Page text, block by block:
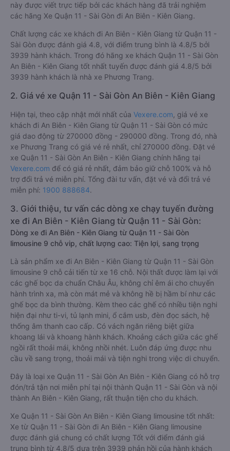
này được viết trực tiếp bởi các khách hàng đã trải nghiệm
các hãng Xe Quận 11 - Sài Gòn đi An Biên - Kiên Giang.
Chất lượng các xe khách đi An Biên - Kiên Giang từ Quận 11 -
Sài Gòn được đánh giá 4.8, với điểm trung bình là 4.8/5 bởi
3939 hành khách. Trong đó hãng xe khách Quận 11 - Sài Gòn
An Biên - Kiên Giang tốt nhất tuyến được đánh giá 4.8/5 bởi
3939 hành khách là nhà xe Phương Trang.
2. Giá vé xe Quận 11 - Sài Gòn An Biên - Kiên Giang
Hiện tại, theo cập nhật mới nhất của Vexere.com , giá vé xe
khách đi An Biên - Kiên Giang từ Quận 11 - Sài Gòn có mức
giá dao động từ 270000 đồng - 290000 đồng. Trong đó, nhà
xe Phương Trang có giá vé rẻ nhất, chỉ 270000 đồng. Đặt vé
xe Quận 11 - Sài Gòn An Biên - Kiên Giang chính hãng tại
Vexere.com để có giá rẻ nhất, đảm bảo giữ chỗ 100% và hỗ
trợ đổi trả vé miễn phí. Tổng đài tư vấn, đặt vé và đổi trả vé
miễn phí: 1900 888684.
3. Giới thiệu, tư vấn các dòng xe chạy tuyến đường
xe đi An Biên - Kiên Giang từ Quận 11 - Sài Gòn:
Dòng xe đi An Biên - Kiên Giang từ Quận 11 - Sài Gòn
limousine 9 chỗ vip, chất lượng cao: Tiện lợi, sang trọng
Là sản phẩm xe đi An Biên - Kiên Giang từ Quận 11 - Sài Gòn
limousine 9 chỗ cải tiến từ xe 16 chỗ. Nội thất được làm lại với
các ghế bọc da chuẩn Châu Âu, không chỉ êm ái cho chuyến
hành trình xa, mà còn mát mẻ và không hề bị hầm bí như các
ghế bọc da bình thường. Kèm theo các ghế có nhiều tiện nghi
hiện đại như ti-vi, tủ lạnh mini, ổ cắm usb, đèn đọc sách, hệ
thống âm thanh cao cấp. Có vách ngăn riêng biệt giữa
khoang lái và khoang hành khách. Khoảng cách giữa các ghế
ngồi rất thoải mái, không nhồi nhét. Luôn đáp ứng được nhu
cầu về sang trọng, thoải mái và tiện nghi trong việc di chuyển.
Đây là loại xe Quận 11 - Sài Gòn An Biên - Kiên Giang có hỗ trợ
đón/trả tận nơi miễn phí tại nội thành Quận 11 - Sài Gòn và nội
thành An Biên - Kiên Giang, rất thuận tiện cho du khách.
Xe Quận 11 - Sài Gòn An Biên - Kiên Giang limousine tốt nhất:
Xe từ Quận 11 - Sài Gòn đi An Biên - Kiên Giang limousine
được đánh giá chung có chất lượng Tốt với điểm đánh giá
trung bình từ 4.8/5 dựa trên 3939 phản hồi của hành khách